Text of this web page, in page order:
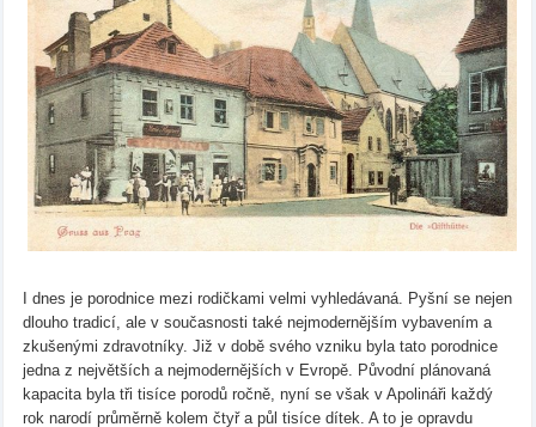
I dnes je porodnice mezi rodičkami velmi vyhledávaná. Pyšní se nejen
dlouho tradicí, ale v současnosti také nejmodernějším vybavením a
zkušenými zdravotníky. Již v době svého vzniku byla tato porodnice
jedna z největších a nejmodernějších v Evropě. Původní plánovaná
kapacita byla tři tisíce porodů ročně, nyní se však v Apolináři každý
rok narodí průměrně kolem čtyř a půl tisíce dítek. A to je opravdu